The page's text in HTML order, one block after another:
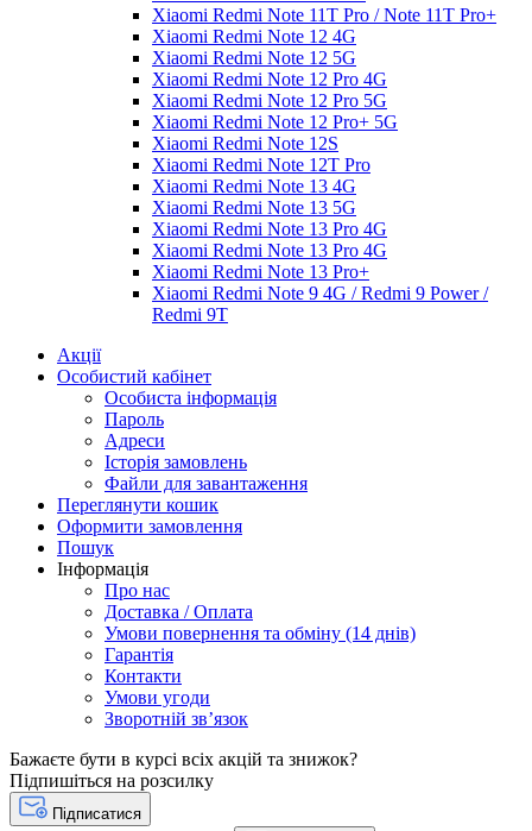
Xiaomi Redmi Note 11T Pro / Note 11T Pro+
Xiaomi Redmi Note 12 4G
Xiaomi Redmi Note 12 5G
Xiaomi Redmi Note 12 Pro 4G
Xiaomi Redmi Note 12 Pro 5G
Xiaomi Redmi Note 12 Pro+ 5G
Xiaomi Redmi Note 12S
Xiaomi Redmi Note 12T Pro
Xiaomi Redmi Note 13 4G
Xiaomi Redmi Note 13 5G
Xiaomi Redmi Note 13 Pro 4G
Xiaomi Redmi Note 13 Pro 4G
Xiaomi Redmi Note 13 Pro+
Xiaomi Redmi Note 9 4G / Redmi 9 Power /
Redmi 9T
Акції
Особистий кабінет
Особиста інформація
Пароль
Адреси
Історія замовлень
Файли для завантаження
Переглянути кошик
Оформити замовлення
Пошук
Інформація
Про нас
Доставка / Оплата
Умови повернення та обміну (14 днів)
Гарантія
Контакти
Умови угоди
Зворотній зв’язок
Бажаєте бути в курсі всіх акцій та знижок?
Підпишіться на розсилку
Підписатися